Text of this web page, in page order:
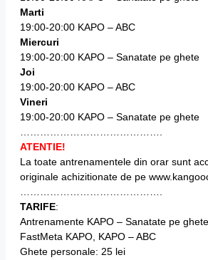
Marti
19:00-20:00 KAPO – ABC
Miercuri
19:00-20:00 KAPO – Sanatate pe ghete
Joi
19:00-20:00 KAPO – ABC
Vineri
19:00-20:00 KAPO – Sanatate pe ghete
…………………………………….
ATENTIE!
La toate antrenamentele din orar sunt
originale achizitionate de pe
…………………………………….
TARIFE:
Antrenamente KAPO – Sanatate pe
FastMeta KAPO, KAPO – ABC
Ghete personale: 25 lei